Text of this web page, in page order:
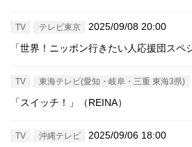
TV テレビ東京
2025/09/08 20:00
「世界！ニッポン行きたい人応援団スペ
TV 東海テレビ(愛知・岐阜・三重 東海3県)
「スイッチ！」（REINA）
TV 沖縄テレビ
2025/09/06 18:00